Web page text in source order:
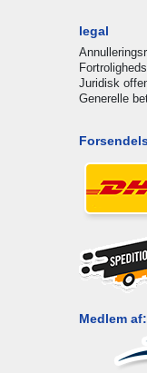
legal
Juridisk
Generelle
Medlem af: